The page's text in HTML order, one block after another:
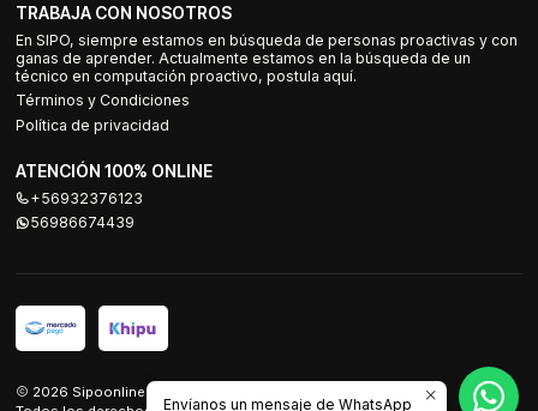
TRABAJA CON NOSOTROS
En SIPO, siempre estamos en búsqueda de personas proactivas y con
ganas de aprender. Actualmente estamos en la búsqueda de un
técnico en computación proactivo, postula aquí.
Términos y Condiciones
Política de privacidad
ATENCIÓN 100% ONLINE
+56932376123
56986674439
2026 Sipoonline.
Envíanos un mensaje de WhatsApp